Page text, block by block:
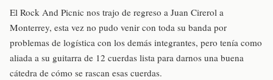
El Rock And Picnic nos trajo de regreso a Juan Cirerol a
Monterrey, esta vez no pudo venir con toda su banda por
problemas de logística con los demás integrantes, pero tenía como
aliada a su guitarra de 12 cuerdas lista para darnos una buena
cátedra de cómo se rascan esas cuerdas.